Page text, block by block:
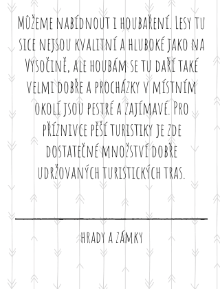
Můžeme nabídnout i houbaření. Lesy tu
sice nejsou kvalitní a hluboké jako na
Vysočině, ale houbám se tu daří také
velmi dobře a procházky v místním
okolí jsou pestré a zajímavé. Pro
příznivce pěší turistiky je zde
dostatečné množství dobře
udržovaných turistických tras.
hrady a zámky